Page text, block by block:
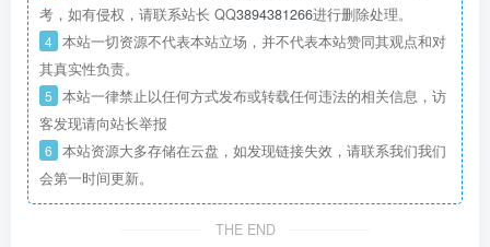
考，如有侵权，请联系站长 QQ3894381266进行删除处理。
4 本站一切资源不代表本站立场，并不代表本站赞同其观点和对
其真实性负责。
5 本站一律禁止以任何方式发布或转载任何违法的相关信息，访
客发现请向站长举报
6 本站资源大多存储在云盘，如发现链接失效，请联系我们我们
会第一时间更新。
THE END